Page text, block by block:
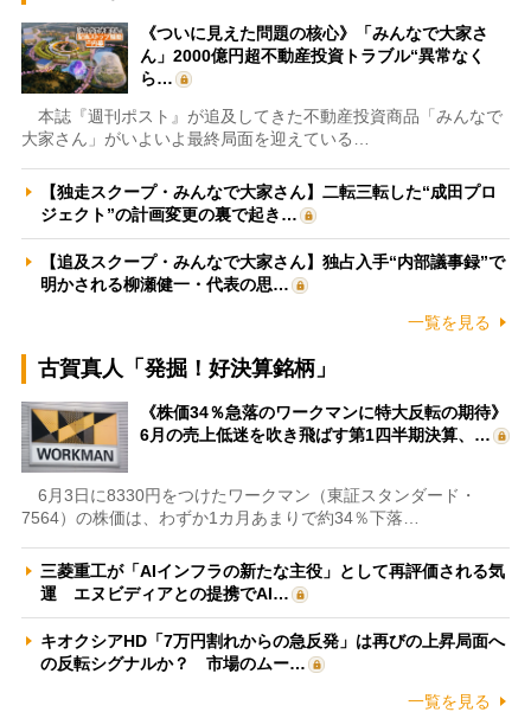
《ついに見えた問題の核心》「みんなで大家さ
ん」2000億円超不動産投資トラブル“異常なく
ら…
本誌『週刊ポスト』が追及してきた不動産投資商品「みんなで
大家さん」がいよいよ最終局面を迎えている…
【独走スクープ・みんなで大家さん】二転三転した“成田プロ
ジェクト”の計画変更の裏で起き…
【追及スクープ・みんなで大家さん】独占入手“内部議事録”で
明かされる柳瀬健一・代表の思…
一覧を見る
古賀真人「発掘！好決算銘柄」
《株価34％急落のワークマンに特大反転の期待》
6月の売上低迷を吹き飛ばす第1四半期決算、…
6月3日に8330円をつけたワークマン（東証スタンダード・
7564）の株価は、わずか1カ月あまりで約34％下落…
三菱重工が「AIインフラの新たな主役」として再評価される気
運 エヌビディアとの提携でAI…
キオクシアHD「7万円割れからの急反発」は再びの上昇局面へ
の反転シグナルか？ 市場のムー…
一覧を見る